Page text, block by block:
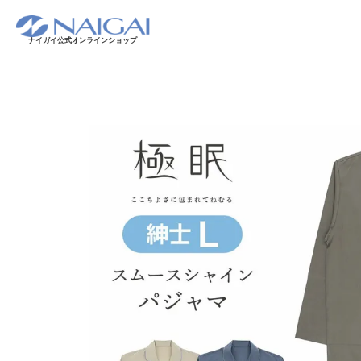
ナイガイ公式オンラインショップ